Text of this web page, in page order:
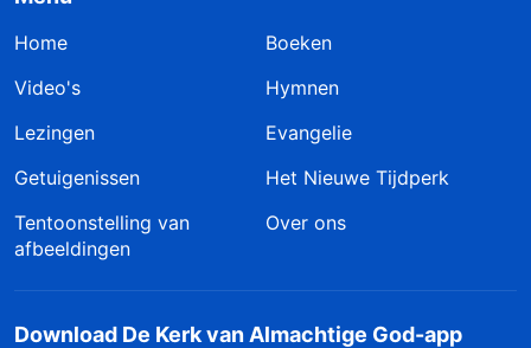
Home
Boeken
Video's
Hymnen
Lezingen
Evangelie
Getuigenissen
Het Nieuwe Tijdperk
Tentoonstelling van
afbeeldingen
Over ons
Download De Kerk van Almachtige God-app